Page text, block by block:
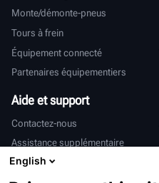
Monte/démonte-pneus
Tours à frein
Équipement connecté
Partenaires équipementiers
Aide et support
Contactez-nous
Assistance supplémentaire
International
English